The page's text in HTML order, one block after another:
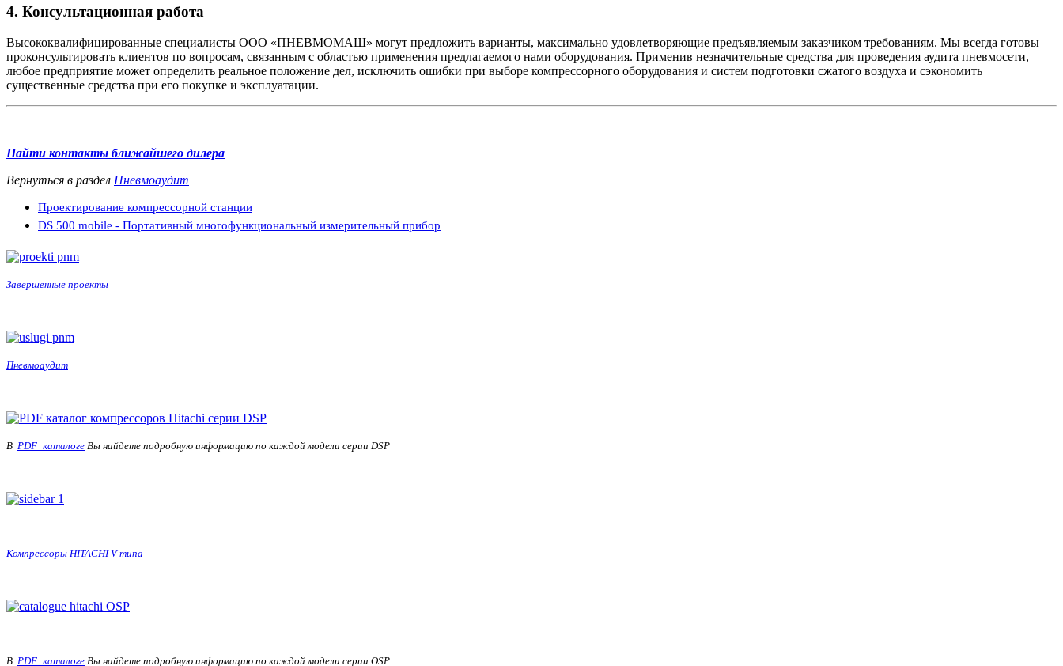
4. Консультационная работа
Высококвалифицированные специалисты ООО «ПНЕВМОМАШ» могут предложить варианты, максимально удовлетворяющие предъявляемым заказчиком требованиям. Мы всегда готовы
проконсультировать клиентов по вопросам, связанным с областью применения предлагаемого нами оборудования. Применив незначительные средства для проведения аудита пневмосети,
любое предприятие может определить реальное положение дел, исключить ошибки при выборе компрессорного оборудования и систем подготовки сжатого воздуха и сэкономить
существенные средства при его покупке и эксплуатации.
Найти контакты ближайшего дилера
Вернуться в раздел Пневмоаудит
Проектирование компрессорной станции
DS 500 mobile - Портативный многофункциональный измерительный прибор
Завершенные проекты
Пневмоаудит
В PDF_каталоге Вы найдете подробную информацию по каждой модели серии DSP
Компрессоры HITACHI V-типа
В PDF_каталоге Вы найдете подробную информацию по каждой модели серии OSP